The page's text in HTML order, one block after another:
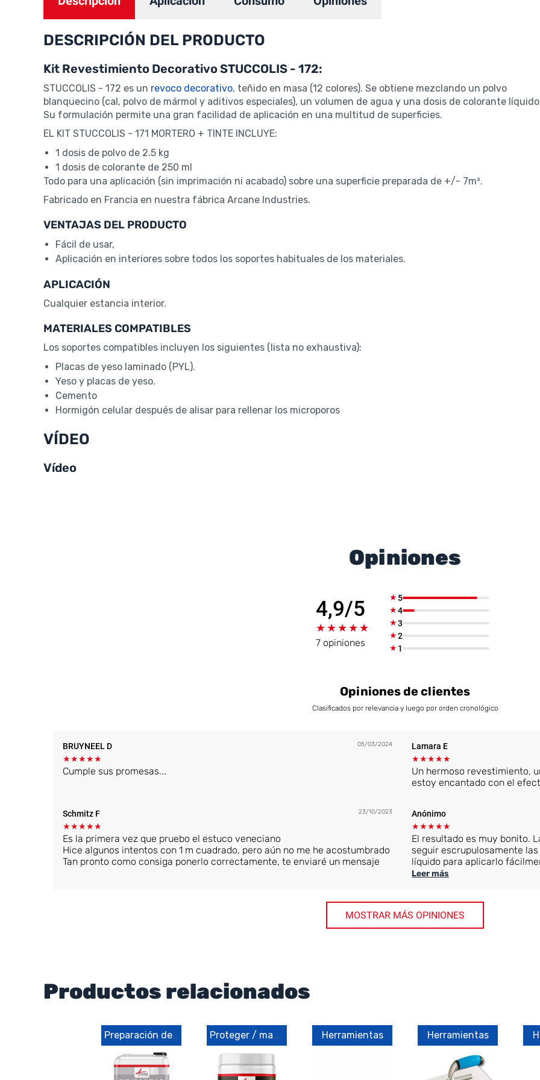
DESCRIPCIÓN DEL PRODUCTO
Kit Revestimiento Decorativo STUCCOLIS - 172:
STUCCOLIS - 172 es un revoco decorativo, teñido en masa (12 colores). Se obtiene mezclando un polvo
blanquecino (cal, polvo de mármol y aditivos especiales), un volumen de agua y una dosis de colorante
Su formulación permite una gran facilidad de aplicación en una multitud de superficies.
EL KIT STUCCOLIS - 171 MORTERO + TINTE INCLUYE:
1 dosis de polvo de 2.5 kg
1 dosis de colorante de 250 ml
Todo para una aplicación (sin imprimación ni acabado) sobre una superficie preparada de +/- 7m².
Fabricado en Francia en nuestra fábrica Arcane Industries.
VENTAJAS DEL PRODUCTO
Fácil de usar,
Aplicación en interiores sobre todos los soportes habituales de los materiales.
APLICACIÓN
Cualquier estancia interior.
MATERIALES COMPATIBLES
Los soportes compatibles incluyen los siguientes (lista no exhaustiva):
Placas de yeso laminado (PYL).
Yeso y placas de yeso.
Cemento
Hormigón celular después de alisar para rellenar los microporos
VÍDEO
Vídeo
Opiniones
4,9/5
★★★★★
★★★★★
7 opiniones
★5
★4
★3
★2
★1
Opiniones de clientes
Clasificados por relevancia y luego por orden cronológico
BRUYNEEL D 05/03/2024
★★★★★
Cumple sus promesas...
Lamara E
★★★★★
Un hermoso revestimiento,
estoy encantado con el
Schmitz F 23/10/2023
★★★★★
Es la primera vez que pruebo el estuco veneciano
Hice algunos intentos con 1 m cuadrado, pero aún no me he acostumbrado
Tan pronto como consiga ponerlo correctamente, te enviaré un mensaje
Anónimo
★★★★★
El resultado es muy bonito.
seguir escrupulosamente
líquido para aplicarlo
un rodillo.
Leer más
MOSTRAR MÁS OPINIONES
Productos relacionados
Preparación del soporte Proteger / mantener Herramientas Herramientas